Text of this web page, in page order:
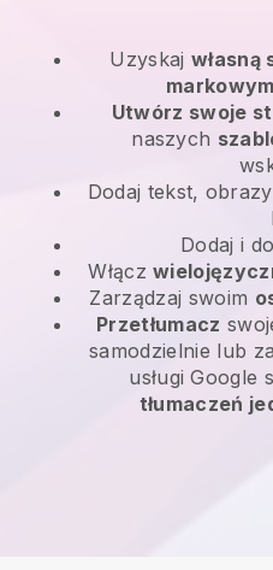
Uzyskaj
Utwórz swoje
naszych
Dodaj tekst,
Dodaj i
Włącz
Zarządzaj swoim
Przetłumacz
samodzielnie lub
usługi Google
tłumaczeń